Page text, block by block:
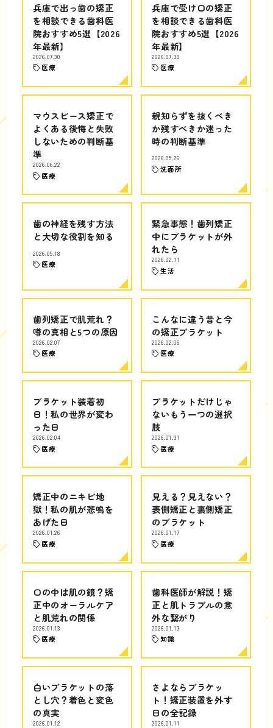
兵庫で出っ歯の矯正
を相談できる歯科医
院おすすめ5選【2026
年最新】
2026.07.30
医療
兵庫で受け口の矯正
を相談できる歯科医
院おすすめ5選【2026
年最新】
2026.07.30
医療
マウスピース矯正で
よくある後悔と失敗
しないための判断基
準
2026.06.22
医療
親知らずを抜くべき
か残すべきか迷った
時の判断基準
2026.05.26
洗面所
歯の神経を残す方法
と大切な役割を知る
2026.05.18
医療
緊急事態！歯列矯正
中にブラケットが外
れたら
2026.02.11
生活
歯列矯正で肌荒れ？
噂の真相と5つの原因
2026.02.07
医療
こんなに違う昔と今
の矯正ブラケット
2026.02.06
医療
ブラケット装着初
日！私の世界が変わ
った日
2026.02.04
医療
ブラケットだけじゃ
ないもう一つの選択
肢
2026.01.31
医療
矯正中のニキビ地
獄！私の肌が悲鳴を
あげた日
2026.01.26
医療
見える？見えない？
表側矯正と裏側矯正
のブラケット
2026.01.17
医療
口の中は肌の鏡？矯
正中のオーラルケア
と肌荒れの関係
2026.01.13
医療
歯科医師が解説！矯
正と肌トラブルの意
外な繋がり
2026.01.13
知識
白いブラケットの落
とし穴？着色と変色
の真実
2026.01.12
さよならブラケッ
ト！矯正装置を外す
日の全記録
2026.01.11